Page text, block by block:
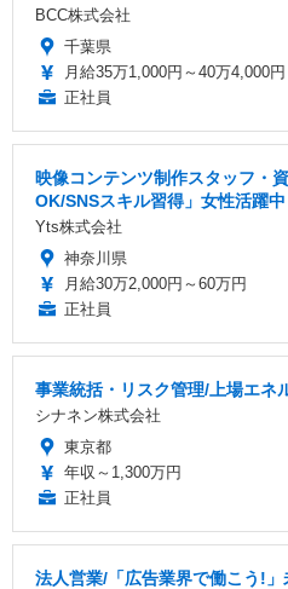
BCC株式会社
千葉県
月給35万1,000円～40万4,000円
正社員
映像コンテンツ制作スタッフ・
OK/SNSスキル習得」女性活躍
Yts株式会社
神奈川県
月給30万2,000円～60万円
正社員
事業統括・リスク管理/上場エネ
シナネン株式会社
東京都
年収～1,300万円
正社員
法人営業/「広告業界で働こう!